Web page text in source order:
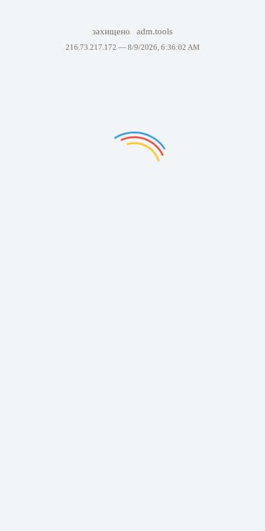
захищено adm.tools
216.73.217.172 — 8/9/2026, 6:36:02 AM